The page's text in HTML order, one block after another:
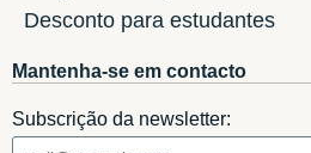
Desconto para estudantes
Mantenha-se em contacto
Subscrição da newsletter: